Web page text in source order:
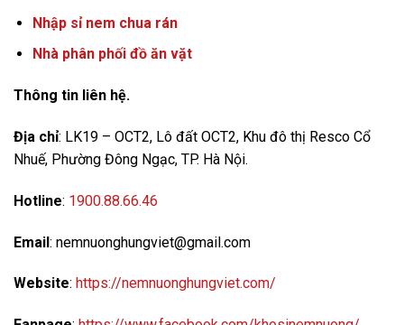
Nhập sỉ nem chua rán
Nhà phân phối đồ ăn vặt
Thông tin liên hệ.
Địa chỉ: LK19 – OCT2, Lô đất OCT2, Khu đô thị Resco Cổ
Nhuế, Phường Đông Ngạc, TP. Hà Nội.
Hotline: 1900.88.66.46
Email: nemnuonghungviet@gmail.com
Website: https://nemnuonghungviet.com/